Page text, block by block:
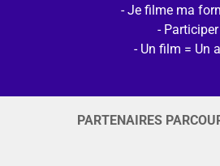
Je filme ma
Participer
Un film = Un
PARTENAIRES